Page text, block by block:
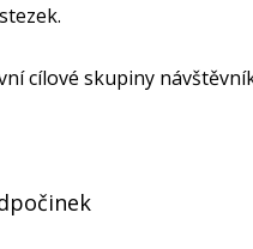
cílové skupiny